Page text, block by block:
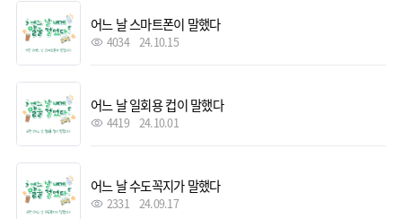
어느 날 스마트폰이 말했다
4034 24.10.15
어느 날 일회용 컵이 말했다
4419 24.10.01
어느 날 수도꼭지가 말했다
2331 24.09.17